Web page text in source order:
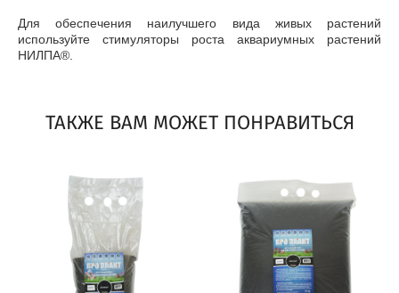
Для обеспечения наилучшего вида живых растений
используйте стимуляторы роста аквариумных растений
НИЛПА®.
ТАКЖЕ ВАМ МОЖЕТ ПОНРАВИТЬСЯ